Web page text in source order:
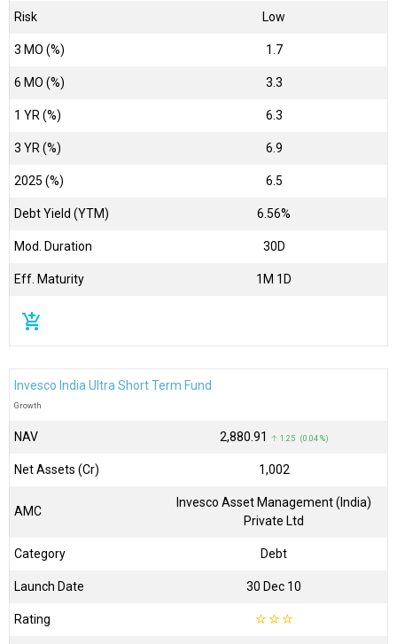
Risk Low
3 MO (%) 1.7
6 MO (%) 3.3
1 YR (%) 6.3
3 YR (%) 6.9
2025 (%) 6.5
Debt Yield (YTM) 6.56%
Mod. Duration 30D
Eff. Maturity 1M 1D
add_shopping_cart
Invesco India Ultra Short Term Fund
Growth
NAV ₹2,880.91 ↑ 1.25 (0.04 %)
Net Assets (Cr) ₹1,002
AMC
Invesco Asset Management (India)
Private Ltd
Category Debt
Launch Date 30 Dec 10
Rating ☆☆☆